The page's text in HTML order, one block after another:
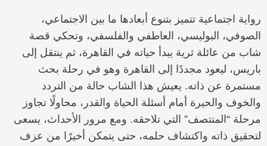
رواية اجتماعية تتميز بتنوع أبعادها ما بين الاجتماعي،
الصوفي، البوليسي، العاطفي والفلسفي، وتحكي قصة
شاب من عائلة ثرية يبدأ حياته في القاهرة، ثم ينتقل إلى
باريس، ليعود مجددًا إلى القاهرة وهو في رحلة بحث
مستمرة عن ذاته. يعيش هذا الشاب حالة من التردد
والخوف والحيرة أمام أسئلة الحياة والقدر، محاولًا تجاوز
مرحلة “المنتصف” التي تلاحقه. ومع مرور الأحداث، يسعى
لتحقيق ذاته واكتشاف حلمه، حتى يتمكن أخيرًا من عزف